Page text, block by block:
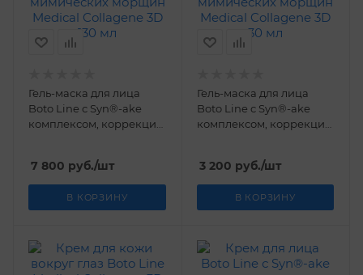
Гель-маска для лица
Boto Line с Syn®-ake
комплексом, коррекция
мл
7 800 руб./шт
В КОРЗИНУ
Гель-маска для лица
Boto Line с Syn®-ake
комплексом, коррекция
мл
3 200 руб./шт
В КОРЗИНУ